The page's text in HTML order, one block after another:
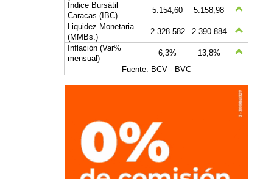
Índice Bursátil
Caracas (IBC)
5.154,60
5.158,98
Liquidez Monetaria
(MMBs.)
2.328.582
2.390.884
Inflación (Var%
mensual)
6,3%
13,8%
Fuente: BCV - BVC